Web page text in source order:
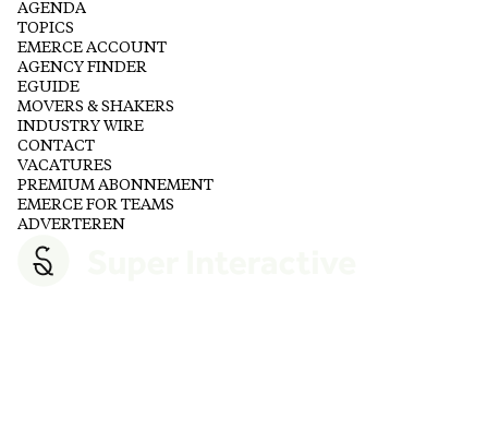
AGENDA
TOPICS
EMERCE ACCOUNT
AGENCY FINDER
EGUIDE
MOVERS & SHAKERS
INDUSTRY WIRE
CONTACT
VACATURES
PREMIUM ABONNEMENT
EMERCE FOR TEAMS
ADVERTEREN